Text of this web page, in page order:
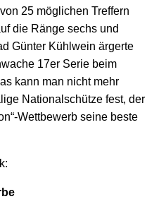
25 möglichen Treffern
die Ränge sechs und
Günter Kühlwein ärgerte
17er Serie beim
kann man nicht mehr
Nationalschütze fest, der
Wettbewerb seine beste